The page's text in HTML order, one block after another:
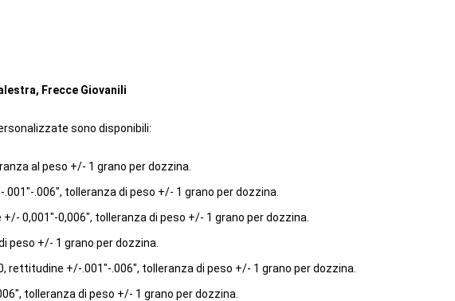
Frecce Giovanili
sono disponibili:
al peso +/- 1 grano per dozzina.
.006", tolleranza di peso +/- 1 grano per dozzina.
0,001"-0,006", tolleranza di peso +/- 1 grano per dozzina.
peso +/- 1 grano per dozzina.
+/-.001"-.006", tolleranza di peso +/- 1 grano per dozzina.
tolleranza di peso +/- 1 grano per dozzina.